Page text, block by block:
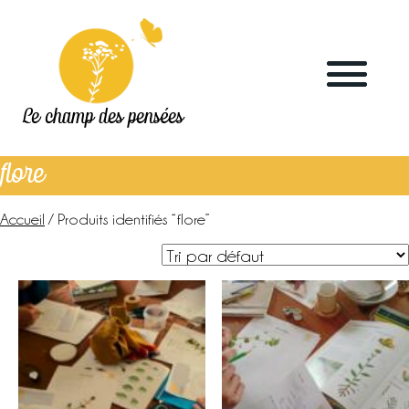
Le champ des pensées
flore
Accueil / Produits identifiés “flore”
Le blog
La ferme
Marchés & points de vente
L’herboristerie
La distillerie